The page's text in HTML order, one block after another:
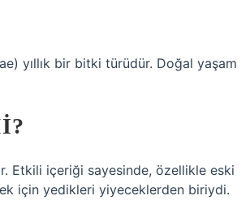
yıllık bir bitki türüdür. Doğal yaşam
Etkili içeriği sayesinde, özellikle eski
için yedikleri yiyeceklerden biriydi.